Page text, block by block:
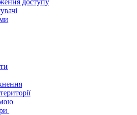
доступу